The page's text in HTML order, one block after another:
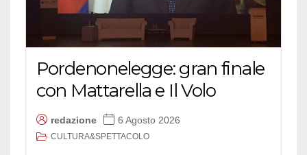
Pordenonelegge: gran finale
con Mattarella e Il Volo
redazione 6 Agosto 2026
CULTURA&SPETTACOLO